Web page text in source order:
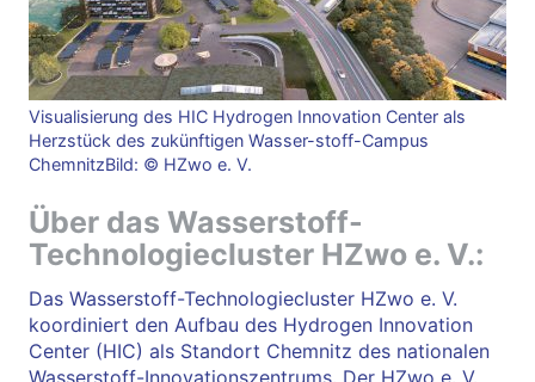
Visualisierung des HIC Hydrogen Innovation Center als
Herzstück des zukünftigen Wasser-stoff-Campus
ChemnitzBild: © HZwo e. V.
Über das Wasserstoff-
Technologiecluster HZwo e. V.:
Das Wasserstoff-Technologiecluster HZwo e. V.
koordiniert den Aufbau des Hydrogen Innovation
Center (HIC) als Standort Chemnitz des nationalen